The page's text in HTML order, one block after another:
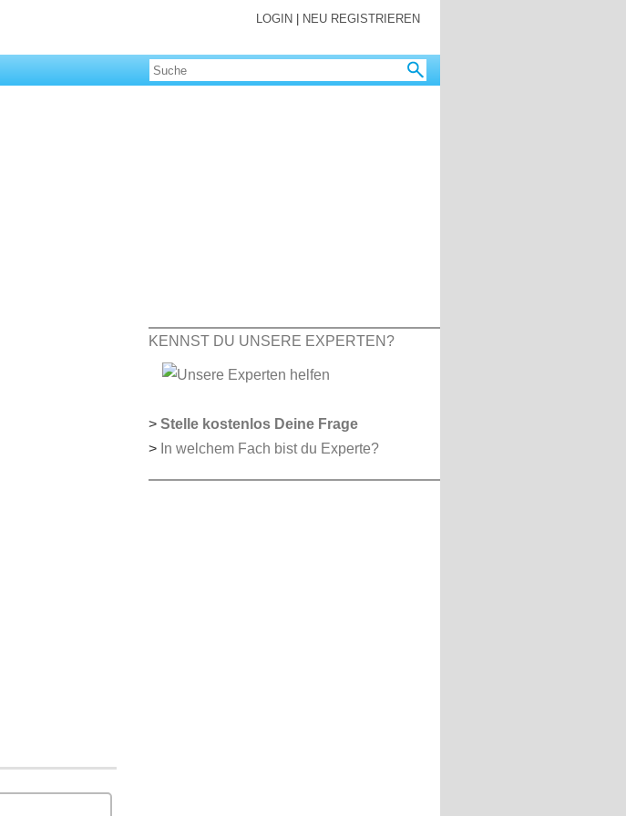
LOGIN NEU REGISTRIEREN
KENNST DU UNSERE EXPERTEN?
> Stelle kostenlos Deine Frage
> In welchem Fach bist du Experte?